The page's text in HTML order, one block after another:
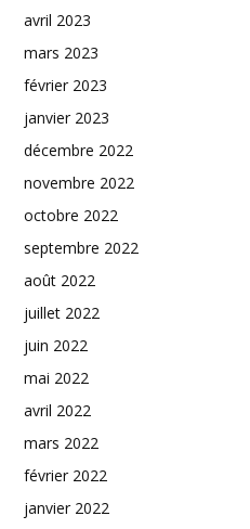
avril 2023
mars 2023
février 2023
janvier 2023
décembre 2022
novembre 2022
octobre 2022
septembre 2022
août 2022
juillet 2022
juin 2022
mai 2022
avril 2022
mars 2022
février 2022
janvier 2022